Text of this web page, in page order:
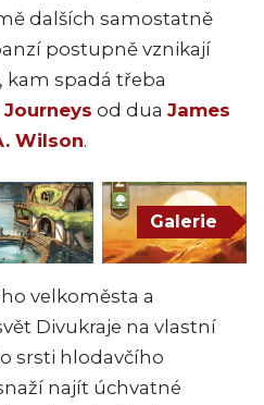
dalších samostatně
postupně vznikají
kam spadá třeba
od dua James
Wilson.
Galerie
velkoměsta a
Divukraje na vlastní
srsti hlodavčího
najít úchvatné